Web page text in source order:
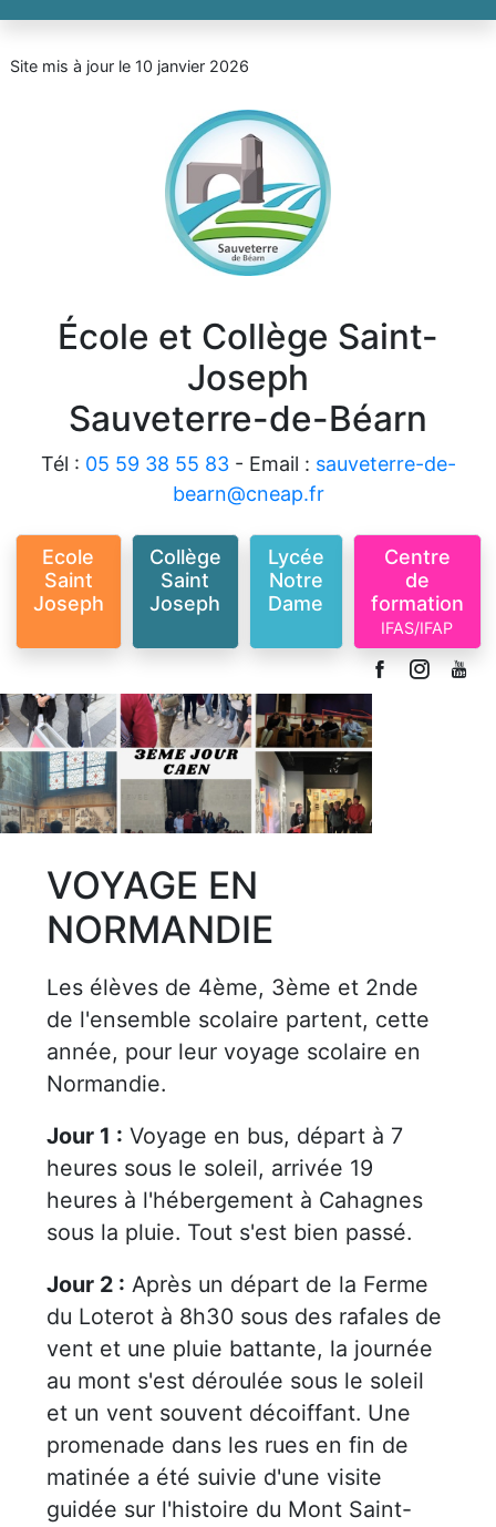
Site mis à jour le 10 janvier 2026
École et Collège Saint-
Joseph
Sauveterre-de-Béarn
Tél : 05 59 38 55 83- Email : sauveterre-de-
bearn@cneap.fr
Ecole
Saint
Joseph
Collège
Saint
Joseph
Lycée
Notre
Dame
Centre
de
formation
IFAS/IFAP
VOYAGE EN
NORMANDIE
Les élèves de 4ème, 3ème et 2nde
de l'ensemble scolaire partent, cette
année, pour leur voyage scolaire en
Normandie.
Jour 1 : Voyage en bus, départ à 7
heures sous le soleil, arrivée 19
heures à l'hébergement à Cahagnes
sous la pluie. Tout s'est bien passé.
Jour 2 : Après un départ de la Ferme
du Loterot à 8h30 sous des rafales de
vent et une pluie battante, la journée
au mont s'est déroulée sous le soleil
et un vent souvent décoiffant. Une
promenade dans les rues en fin de
matinée a été suivie d'une visite
guidée sur l'histoire du Mont Saint-